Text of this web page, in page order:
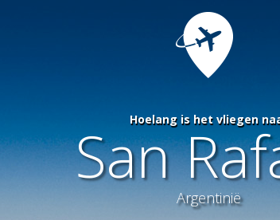
Hoelang is het vliegen
San
Argentinië